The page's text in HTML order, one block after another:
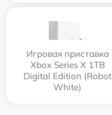
Игровая приставка
Xbox Series X 1TB
Digital Edition (Robot
White)